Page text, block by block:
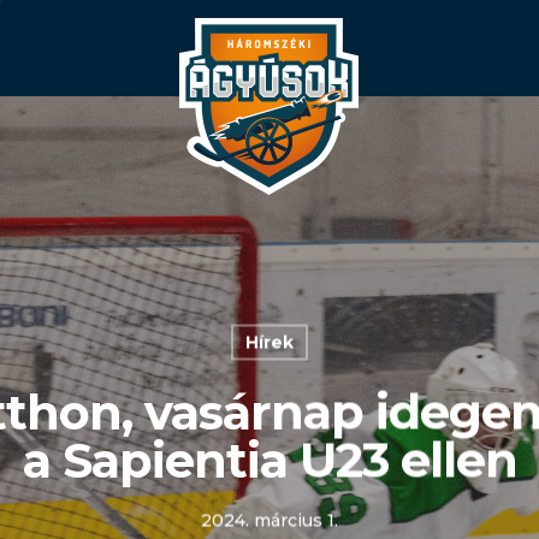
Hírek
vasárnap
a Sapientia U23 ellen
2024. március 1.